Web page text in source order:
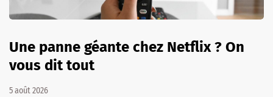
Une panne géante chez Netflix ? On
vous dit tout
5 août 2026